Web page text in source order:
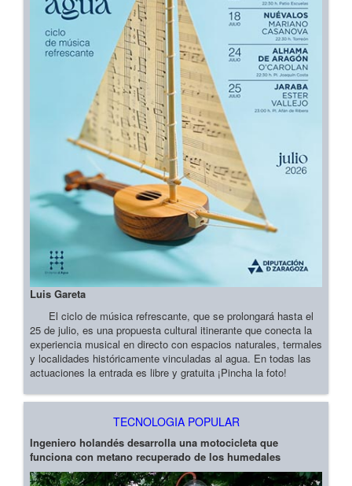
Luis Gareta
El ciclo de música refrescante, que se prolongará hasta el
25 de julio, es una propuesta cultural itinerante que conecta la
experiencia musical en directo con espacios naturales, termales
y localidades históricamente vinculadas al agua. En todas las
actuaciones la entrada es libre y gratuita ¡Pincha la foto!
TECNOLOGIA POPULAR
Ingeniero holandés desarrolla una motocicleta que
funciona con metano recuperado de los humedales